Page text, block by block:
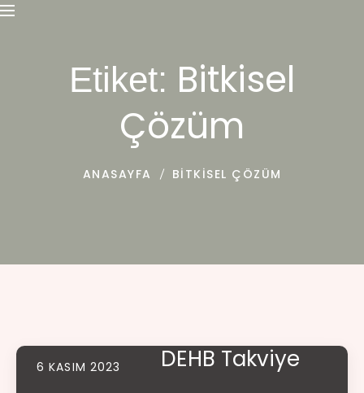
Etiket: Bitkisel
Çözüm
ANASAYFA BITKISEL ÇÖZÜM
6 KASIM 2023 DEHB Takviye